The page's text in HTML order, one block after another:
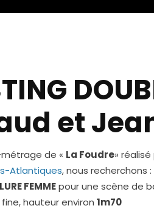
et
de « La Foudre»
Atlantiques, nous recherchons :
FEMMEpour une scène de
hauteur environ 1m70